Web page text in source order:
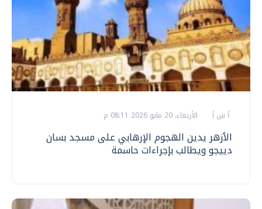
أ ش أ الأربعاء، 20 مايو 2026 08:11 م
الأزهر يدين الهجوم الإرهابي على مسجد بسان
دييجو ويطالب بإجراءات حاسمة